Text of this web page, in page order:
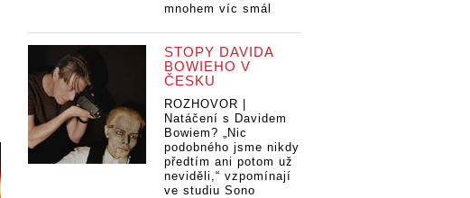
mnohem víc smál
STOPY DAVIDA
BOWIEHO V
ČESKU
ROZHOVOR |
Natáčení s Davidem
Bowiem? „Nic
podobného jsme nikdy
předtím ani potom už
neviděli,“ vzpomínají
ve studiu Sono